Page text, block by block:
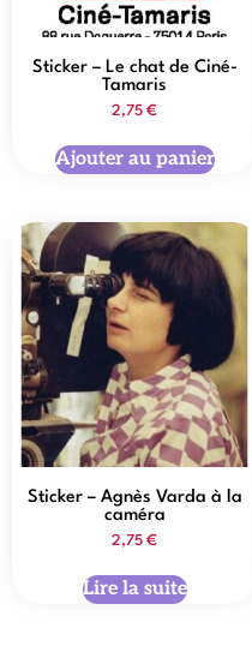
Sticker – Le chat de Ciné-
Tamaris
2,75 €
Ajouter au panier
Sticker – Agnès Varda à la
caméra
2,75 €
Lire la suite